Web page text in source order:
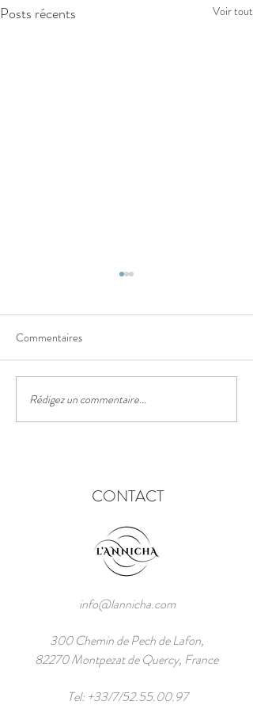
Posts récents Voir tout
Le festival des lanternes
chinoises
Commentaires
Rédigez un commentaire...
CONTACT
info@lannicha.com
300 Chemin de Pech de Lafon,
82270 Montpezat de Quercy, France
Tel: +33/7/52.55.00.97